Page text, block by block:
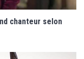
chanteur selon